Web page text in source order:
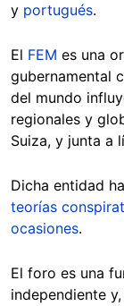
y portugués.
El FEM es una
gubernamental
del mundo
regionales y
Suiza, y junta a
Dicha entidad
teorías
ocasiones.
El foro es una
independiente